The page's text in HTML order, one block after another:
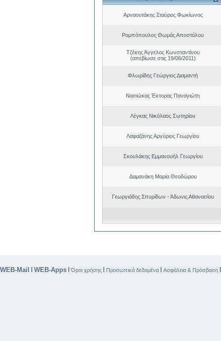
Αρναουτάκης Σταύρος Φωκίωνος
Ρομπόπουλος Θωμάς Αποστόλου
Τζέκης Άγγελος Κωνσταντίνου
(απεβίωσε στις 19/06/2011)
Φλωρίδης Γεώργιος Διαμαντή
Νασιώκας Έκτορας Παναγιώτη
Λέγκας Νικόλαος Σωτηρίου
Λαφαζάνης Αργύριος Γεωργίου
Σκουλάκης Εμμανουήλ Γεωργίου
Δαμανάκη Μαρία Θεοδώρου
Γεωργιάδης Σπυρίδων - Άδωνις Αθανασίου
WEB-Mail | WEB-Apps |Όροι χρήσης | Προσωπικά δεδομένα | Ασφάλεια & Πρόσβαση